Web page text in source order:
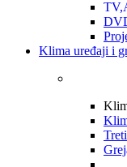
Klima uređaji i